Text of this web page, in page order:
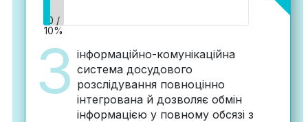
3
0 /
10%
інформаційно-комунікаційна
система досудового
розслідування повноцінно
інтегрована й дозволяє обмін
інформацією у повному обсязі з